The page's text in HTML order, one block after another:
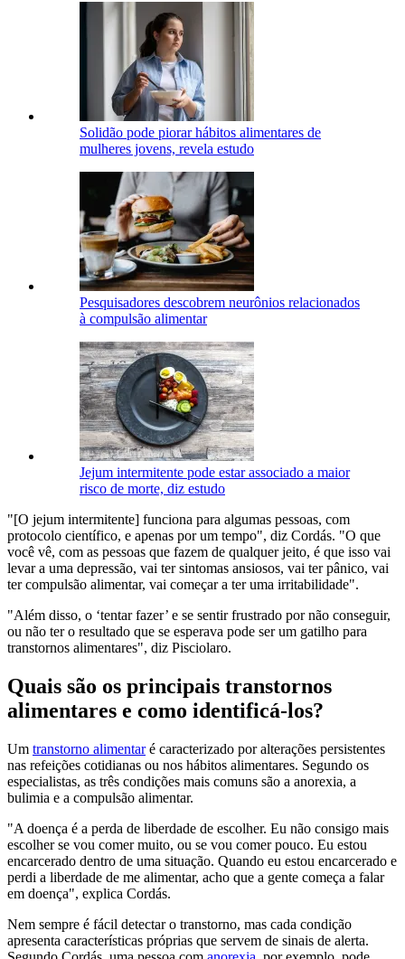
Solidão pode piorar hábitos alimentares de
mulheres jovens, revela estudo
Pesquisadores descobrem neurônios relacionados
à compulsão alimentar
Jejum intermitente pode estar associado a maior
risco de morte, diz estudo
"[O jejum intermitente] funciona para algumas pessoas, com
protocolo científico, e apenas por um tempo", diz Cordás. "O que
você vê, com as pessoas que fazem de qualquer jeito, é que isso vai
levar a uma depressão, vai ter sintomas ansiosos, vai ter pânico, vai
ter compulsão alimentar, vai começar a ter uma irritabilidade".
"Além disso, o ‘tentar fazer’ e se sentir frustrado por não conseguir,
ou não ter o resultado que se esperava pode ser um gatilho para
transtornos alimentares", diz Pisciolaro.
Quais são os principais transtornos
alimentares e como identificá-los?
Um transtorno alimentaré caracterizado por alterações persistentes
nas refeições cotidianas ou nos hábitos alimentares. Segundo os
especialistas, as três condições mais comuns são a anorexia, a
bulimia e a compulsão alimentar.
"A doença é a perda de liberdade de escolher. Eu não consigo mais
escolher se vou comer muito, ou se vou comer pouco. Eu estou
encarcerado dentro de uma situação. Quando eu estou encarcerado e
perdi a liberdade de me alimentar, acho que a gente começa a falar
em doença", explica Cordás.
Nem sempre é fácil detectar o transtorno, mas cada condição
apresenta características próprias que servem de sinais de alerta.